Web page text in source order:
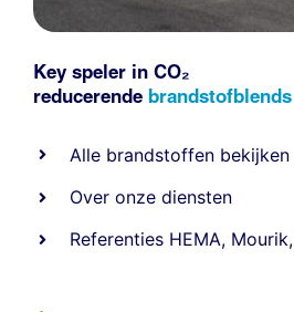
Key speler in CO₂
reducerende brandstofblends
Alle brandstoffen bekijken
Over onze diensten
Referenties HEMA, Mourik,